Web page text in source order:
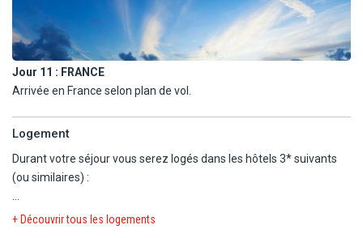
Jour 11 : FRANCE
Arrivée en France selon plan de vol.
Logement
Durant votre séjour vous serez logés dans les hôtels 3* suivants
(ou similaires) :
OSAKA : Karakusa Grande Shin
+ Découvrir tous les logements